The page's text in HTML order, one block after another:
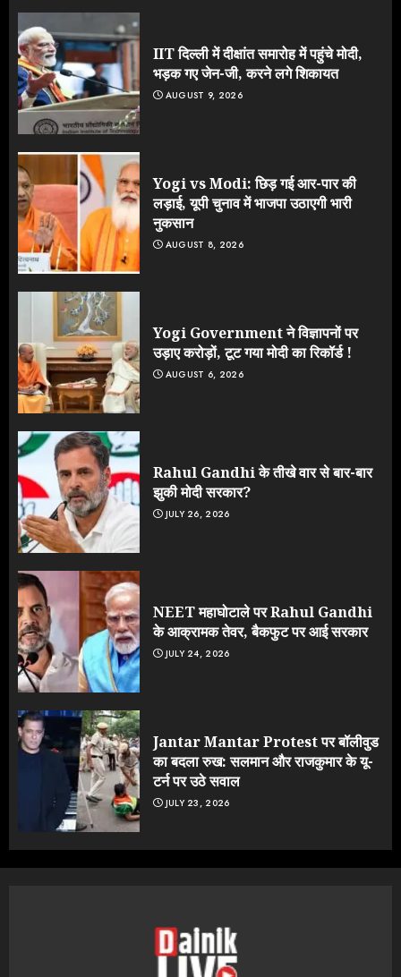
IIT दिल्ली में दीक्षांत समारोह में पहुंचे मोदी,
भड़क गए जेन-जी, करने लगे शिकायत
AUGUST 9, 2026
Yogi vs Modi: छिड़ गई आर-पार की
लड़ाई, यूपी चुनाव में भाजपा उठाएगी भारी
नुकसान
AUGUST 8, 2026
Yogi Government ने विज्ञापनों पर
उड़ाए करोड़ों, टूट गया मोदी का रिकॉर्ड !
AUGUST 6, 2026
Rahul Gandhi के तीखे वार से बार-बार
झुकी मोदी सरकार?
JULY 26, 2026
NEET महाघोटाले पर Rahul Gandhi
के आक्रामक तेवर, बैकफुट पर आई सरकार
JULY 24, 2026
Jantar Mantar Protest पर बॉलीवुड
का बदला रुख: सलमान और राजकुमार के यू-
टर्न पर उठे सवाल
JULY 23, 2026